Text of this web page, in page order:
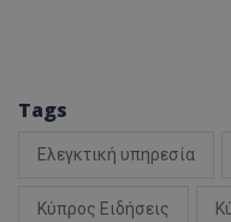
Tags
Ελεγκτική υπηρεσία
Κύπρος Ειδήσεις